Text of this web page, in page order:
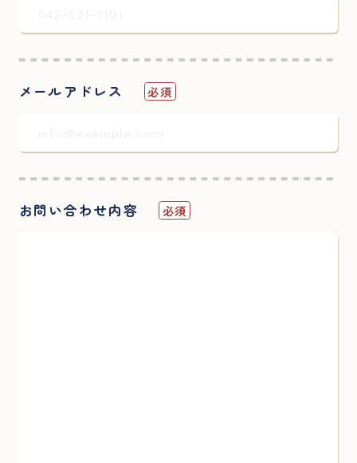
メールアドレス 必須
お問い合わせ内容 必須